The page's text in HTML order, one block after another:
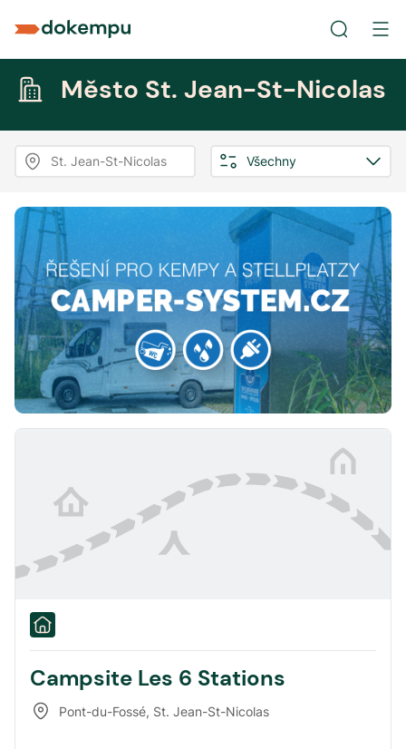
Město St. Jean-St-Nicolas
St. Jean-St-Nicolas Všechny
Campsite Les 6 Stations
Pont-du-Fossé, St. Jean-St-Nicolas